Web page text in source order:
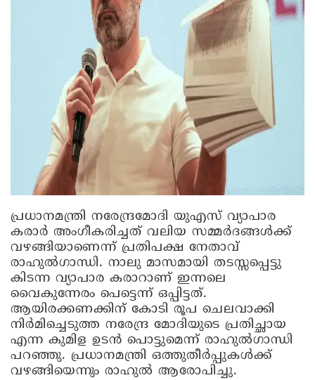
പ്രധാനമന്ത്രി നരേന്ദ്രമോദി യുഎസ് വ്യാപാര
കരാർ അംഗീകരിച്ചത് വലിയ സമ്മർദങ്ങൾക്ക്
വഴങ്ങിയാണെന്ന് പ്രതിപക്ഷ നേതാവ്
രാഹുൽഗാന്ധി. നാലു മാസമായി തടസ്സപ്പെട്ടു
കിടന്ന വ്യാപാര കരാറാണ് ഇന്നലെ
വൈകുന്നേരം പെട്ടെന്ന് ഒപ്പിട്ടത്.
ആയിരക്കണക്കിന് കോടി രൂപ ചെലവാക്കി
നിർമിച്ചെടുത്ത നരേന്ദ്ര മോദിയുടെ പ്രതിച്ഛായ
എന്ന കുമിള ഉടൻ പൊട്ടുമെന്ന് രാഹുൽഗാന്ധി
പറഞ്ഞു. പ്രധാനമന്ത്രി ഒത്തുതീർപ്പുകൾക്ക്
വഴങ്ങിയെന്നും രാഹുൽ ആരോപിച്ചു.